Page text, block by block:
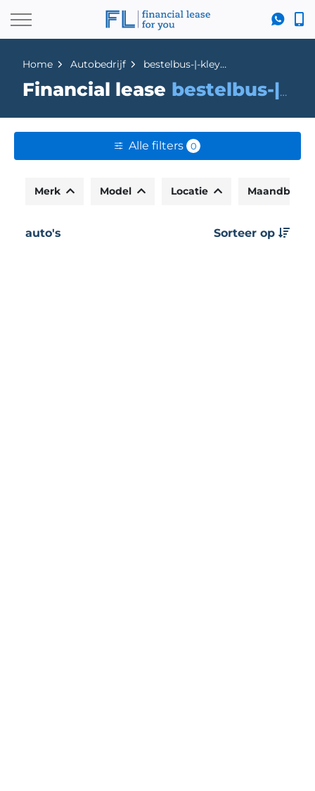
Home Autobedrijf bestelbus-|-kleyn-vans
Financial lease bestelbus-|-kleyn-vans
Alle filters 0
Merk Model Locatie
auto's Sorteer op